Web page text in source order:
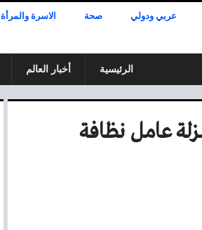
عربي ودولي صحة الاسرة والمرأة
الرئيسية أخبار العالم
عامل نظافة